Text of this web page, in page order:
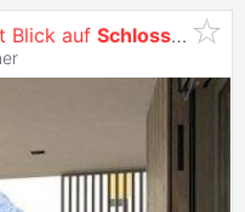
Blick auf SchlossOrth &